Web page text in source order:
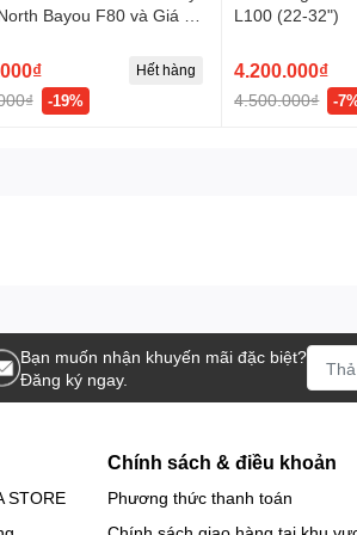
những ai muốn cải thiện không gian làm
Bayou F80 và Giá đỡ
-19%
Hết hàng
L100 (22-32")
4.200.000₫
4.500.000₫ -
Bạn muốn nhận khuyến mãi đặc biệt?
Đăng ký ngay.
STORE
Chính sách & điều khoản
Phương thức thanh toán